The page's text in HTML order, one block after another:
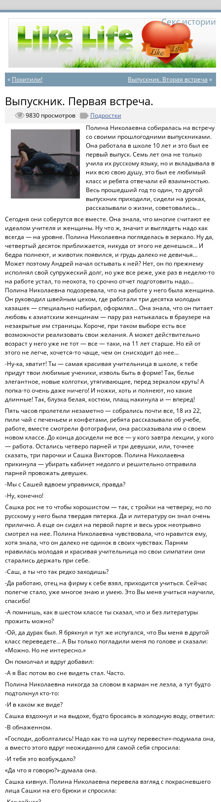
Секс истории
« Похитили! Выпускник. Вторая встреча »
Выпускник. Первая встреча.
9830 просмотров
Подростки
Полина Николаевна собиралась на встречу
со своими прошлогодними выпускниками.
Она работала в школе 10 лет и это был ее
первый выпуск. Семь лет она не только
учила их русскому языку, но и вкладывала в
них всю свою душу, это был ее любимый
класс и ребята отвечали ей взаимностью.
Весь прошедший год то один, то другой
выпускник приходили, сидели на уроках,
рассказывали о жизни, советовались…
Сегодня они соберутся все вместе. Она знала, что многие считают ее
идеалом учителя и женщины. Ну что ж, значит и выглядеть надо как
всегда — на уровне. Полина Николаевна погляделась в зеркало. Ну да,
четвертый десяток приближается, никуда от этого не денешься… И
бедра полнеют, и животик появился, и грудь далеко не девичья…
Может поэтому Андрей начал остывать к ней? Нет, он по прежнему
исполнял свой супружеский долг, но уже все реже, уже раз в неделю-то
на работе устал, то неохота, то срочно отчет подготовить надо…
Полина Николаевна подозревала, что на работе у него была женщина.
Он руководил швейным цехом, где работали три десятка молодых
казашек — специально набирал, оформлял… Она знала, что он питает
любовь к азиатским женщинам — пару раз натыкалась в браузере на
незакрытые им страницы. Короче, при таком выборе есть все
возможности реализовать свои желания. А может действительно
возраст у него уже не тот — все — таки, на 11 лет старше. Но ей от
этого не легче, хочется-то чаще, чем он снисходит до нее…
-Ну-ка, хватит! Ты — самая красивая учительница в школе, к тебе
придут твои любимые ученики, изволь быть в форме! Так, белье
элегантное, новые колготки, утягивающие, перед зеркалом круть! А
попка-то очень даже ничего! И ножки, хоть и полнеют, но какие
длинные! Так, блузка белая, костюм, плащ накинула и — вперед!
Пять часов пролетели незаметно — собрались почти все, 18 из 22,
пили чай с печеньем и конфетами, ребята рассказывали об учебе,
работе, вместе смотрели фотографии, она рассказывала им о своем
новом классе. До конца досидели не все — у кого завтра лекции, у кого
— работа. Остались четверо парней и три девушки, или, точнее
сказать, три парочки и Сашка Викторов. Полина Николаевна
прикинула — убирать кабинет недолго и решительно отправила
парней провожать девушек.
-Мы с Сашей вдвоем управимся, правда?
-Ну, конечно!
Сашка рос не то чтобы хорошистом — так, с тройки на четверку, но по
русскому у него была твердая пятерка. Да и литературу он знал очень
прилично. А еще он сидел на первой парте и весь урок неотрывно
смотрел на нее. Полина Николаевна чувствовала, что нравится ему,
хотя знала, что он далеко не одинок в своих чувствах. Парням
нравилась молодая и красивая учительница но свои симпатии они
старались держать при себе.
-Саш, а ты что так редко заходишь?
-Да работаю, отец на фирму к себе взял, приходится учиться. Сейчас
полегче стало, уже многое знаю и умею. Это Вы меня учиться научили,
спасибо!
-А помнишь, как в шестом классе ты сказал, что и без литературы
прожить можно?
-Ой, да дурак был. Я брякнул и тут же испугался, что Вы меня в другой
класс переведете… А Вы только погладили меня по голове и сказали:
«Можно. Но не интересно.»
Он помолчал и вдруг добавил:
-А я Вас потом во сне видеть стал. Часто.
Полина Николаевна никогда за словом в карман не лезла, а тут будто
подтолкнул кто-то:
-И в каком же виде?
Сашка вздохнул и на выдохе, будто бросаясь в холодную воду, ответил:
-В обнаженном.
«Господи, доболтались! Надо как то на шутку перевести»-подумала она,
а вместо этого вдруг неожиданно для самой себя спросила:
-И тебя это возбуждало?
«Да что я говорю?»-думала она.
Сашка кивнул. Полина Николаевна перевела взгляд с покрасневшего
лица Сашки на его брюки и спросила: